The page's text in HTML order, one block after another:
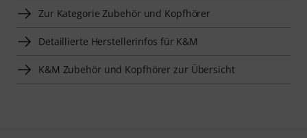
Zur Kategorie Zubehör und Kopfhörer
Detaillierte Herstellerinfos für K&M
K&M Zubehör und Kopfhörer zur Übersicht